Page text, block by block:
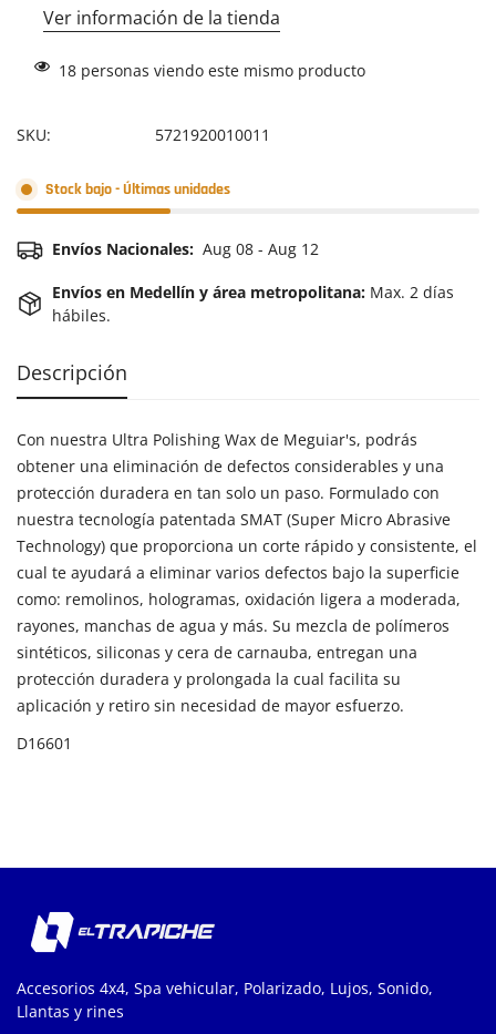
Ver información de la tienda
18 personas viendo este mismo producto
SKU: 5721920010011
Stock bajo - Últimas unidades
Envíos Nacionales: Aug 08 - Aug 12
Envíos en Medellín y área metropolitana: Max. 2 días
hábiles.
Descripción
Con nuestra Ultra Polishing Wax de Meguiar's, podrás
obtener una eliminación de defectos considerables y una
protección duradera en tan solo un paso. Formulado con
nuestra tecnología patentada SMAT (Super Micro Abrasive
Technology) que proporciona un corte rápido y consistente, el
cual te ayudará a eliminar varios defectos bajo la superficie
como: remolinos, hologramas, oxidación ligera a moderada,
rayones, manchas de agua y más. Su mezcla de polímeros
sintéticos, siliconas y cera de carnauba, entregan una
protección duradera y prolongada la cual facilita su
aplicación y retiro sin necesidad de mayor esfuerzo.
D16601
Accesorios 4x4, Spa vehicular, Polarizado, Lujos, Sonido,
Llantas y rines